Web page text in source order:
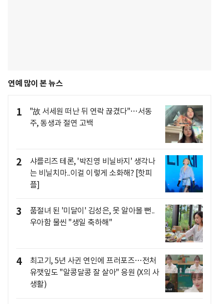
연예 많이 본 뉴스
1
"故 서세원 떠난 뒤 연락 끊겼다"…서동
주, 동생과 절연 고백
2
샤를리즈 테론, '박진영 비닐바지' 생각나
는 비닐치마..이걸 이렇게 소화해? [핫피
플]
3
품절녀 된 '미달이' 김성은, 못 알아볼 뻔..
우아함 물씬 "생일 축하해"
4
최고기, 5년 사귄 연인에 프러포즈…전처
유깻잎도 "알콩달콩 잘 살아" 응원 (X의 사
생활)